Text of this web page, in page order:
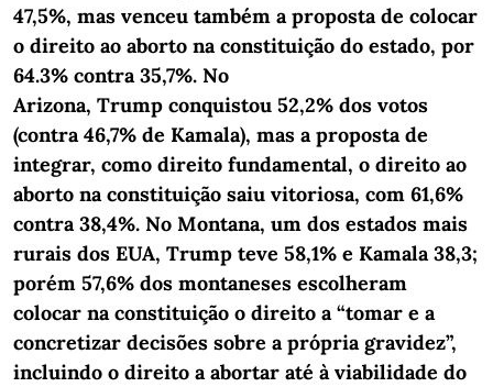
47,5%, mas venceu também a proposta de colocar
o direito ao aborto na constituição do estado, por
64.3% contra 35,7%. No
Arizona, Trump conquistou 52,2% dos votos
(contra 46,7% de Kamala), mas a proposta de
integrar, como direito fundamental, o direito ao
aborto na constituição saiu vitoriosa, com 61,6%
contra 38,4%. No Montana, um dos estados mais
rurais dos EUA, Trump teve 58,1% e Kamala 38,3;
porém 57,6% dos montaneses escolheram
colocar na constituição o direito a “tomar e a
concretizar decisões sobre a própria gravidez”,
incluindo o direito a abortar até à viabilidade do